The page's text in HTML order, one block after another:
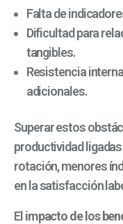
Falta de
Dificultad para
tangibles.
Resistencia
adicionales.
Superar estos
productividad
rotación, menores
en la satisfacción
El impacto de los